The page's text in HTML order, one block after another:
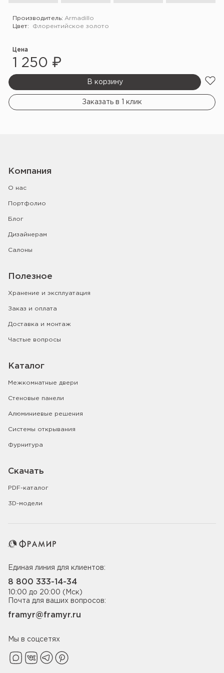
Производитель: Armadillo
Цвет:
Флорентийское золото
Цена
1 250 ₽
В корзину
Заказать в 1 клик
Компания
О нас
Портфолио
Блог
Дизайнерам
Салоны
Полезное
Хранение и эксплуатация
Заказ и оплата
Доставка и монтаж
Частые вопросы
Каталог
Межкомнатные двери
Стеновые панели
Алюминиевые решения
Системы открывания
Фурнитура
Скачать
PDF-каталог
3D-модели
Единая линия для клиентов:
8 800 333-14-34
10:00 до 20:00 (Мск)
Почта для ваших вопросов:
framyr@framyr.ru
Мы в соцсетях